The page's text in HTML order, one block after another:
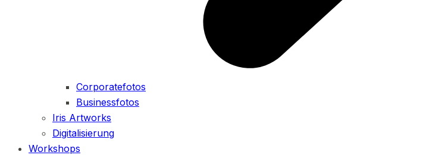
Corporatefotos
Businessfotos
Iris Artworks
Digitalisierung
Workshops